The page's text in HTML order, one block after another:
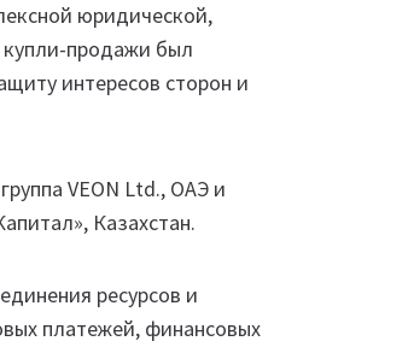
юридической,
купли-продажи был
интересов сторон и
VEON Ltd., ОАЭ и
Казахстан.
ресурсов и
платежей, финансовых